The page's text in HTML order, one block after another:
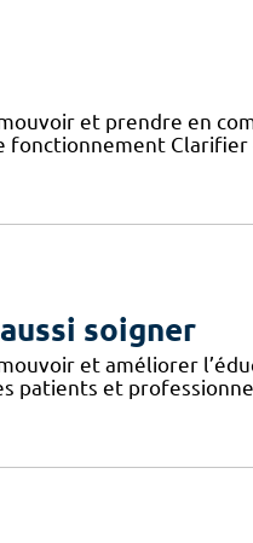
et prendre en
soigner
et améliorer
patients et